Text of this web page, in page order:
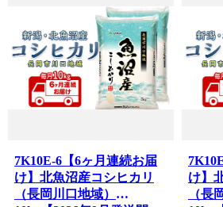
7K10E-6【6ヶ月連続お届
け】北魚沼産コシヒカリ
（長岡川口地域）
け】
（長